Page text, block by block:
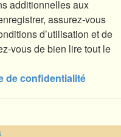
additionnelles aux
assurez-vous
d’utilisation et de
vous de bien lire tout le
de confidentialité